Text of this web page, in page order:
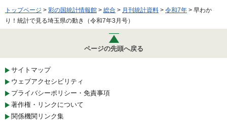
トップページ > 彩の国統計情報館 > 総合 > 月刊統計資料 > 令和7年 > 早わか
り！統計で見る埼玉県の動き（令和7年3月号）
ページの先頭へ戻る
サイトマップ
ウェブアクセシビリティ
プライバシーポリシー・免責事項
著作権・リンクについて
関係機関リンク集